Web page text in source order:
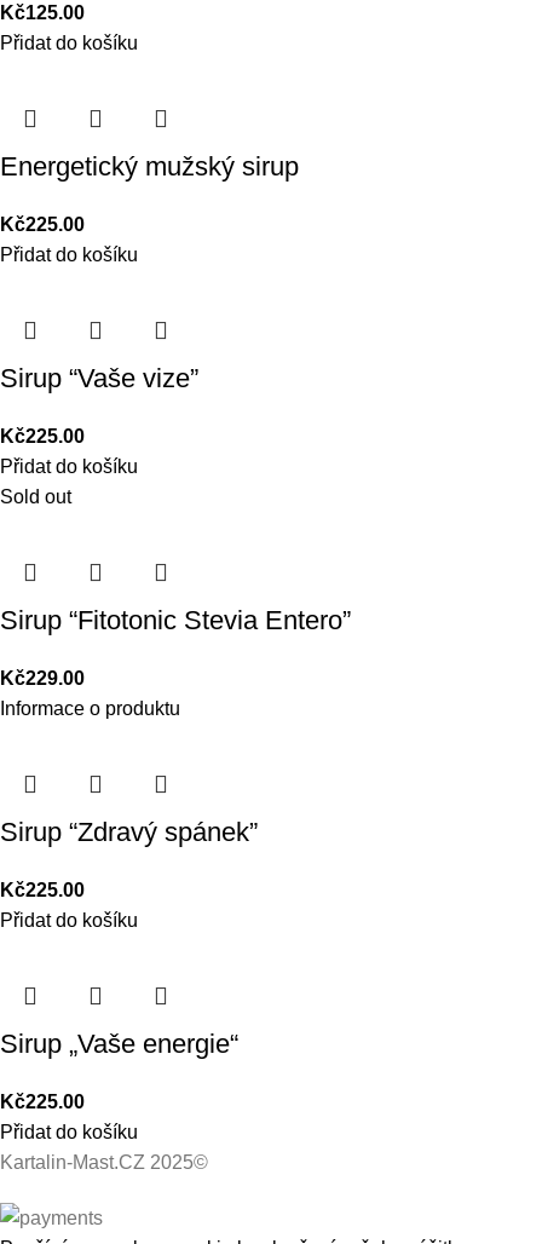
Kč125.00
Přidat do košíku
Energetický mužský sirup
Kč225.00
Přidat do košíku
Sirup “Vaše vize”
Kč225.00
Přidat do košíku
Sold out
Sirup “Fitotonic Stevia Entero”
Kč229.00
Informace o produktu
Sirup “Zdravý spánek”
Kč225.00
Přidat do košíku
Sirup „Vaše energie“
Kč225.00
Přidat do košíku
Kartalin-Mast.CZ 2025©